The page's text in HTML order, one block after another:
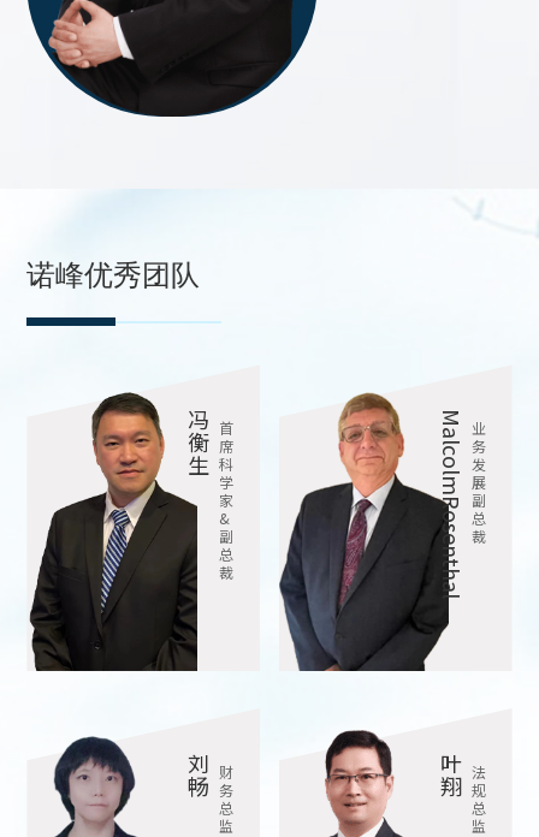
诺峰优秀团队
冯
衡
生
首
席
科
学
家
&
副
总
裁
MalcolmRosenthal
业
务
发
展
副
总
裁
刘
畅 财
务
总
监
叶
翔 法
规
总
监